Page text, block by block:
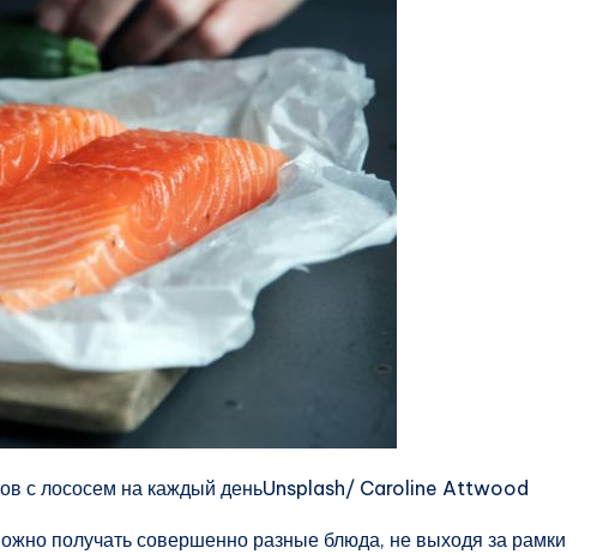
с лососем на каждый деньUnsplash/ Caroline Attwood
получать совершенно разные блюда, не выходя за рамки